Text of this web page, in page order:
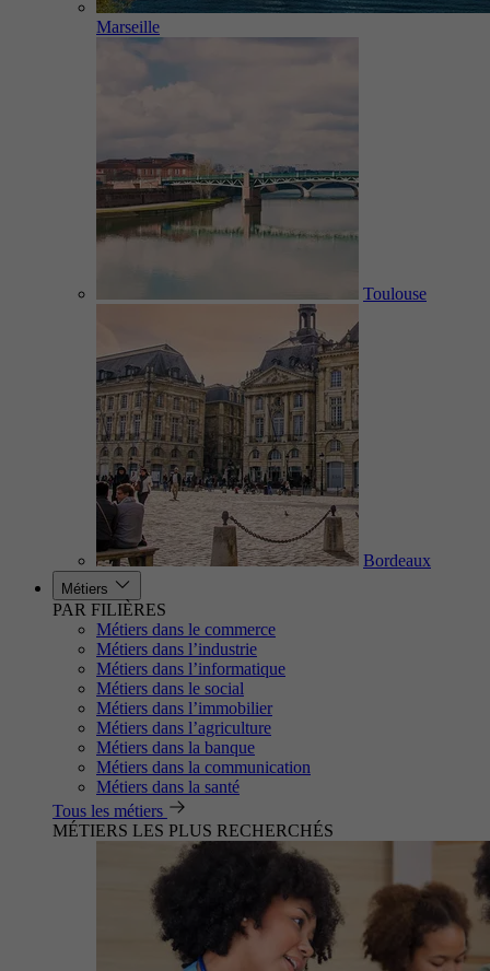
Marseille
Toulouse
Bordeaux
Métiers
PAR FILIÈRES
Métiers dans le commerce
Métiers dans l’industrie
Métiers dans l’informatique
Métiers dans le social
Métiers dans l’immobilier
Métiers dans l’agriculture
Métiers dans la banque
Métiers dans la communication
Métiers dans la santé
Tous les métiers
MÉTIERS LES PLUS RECHERCHÉS